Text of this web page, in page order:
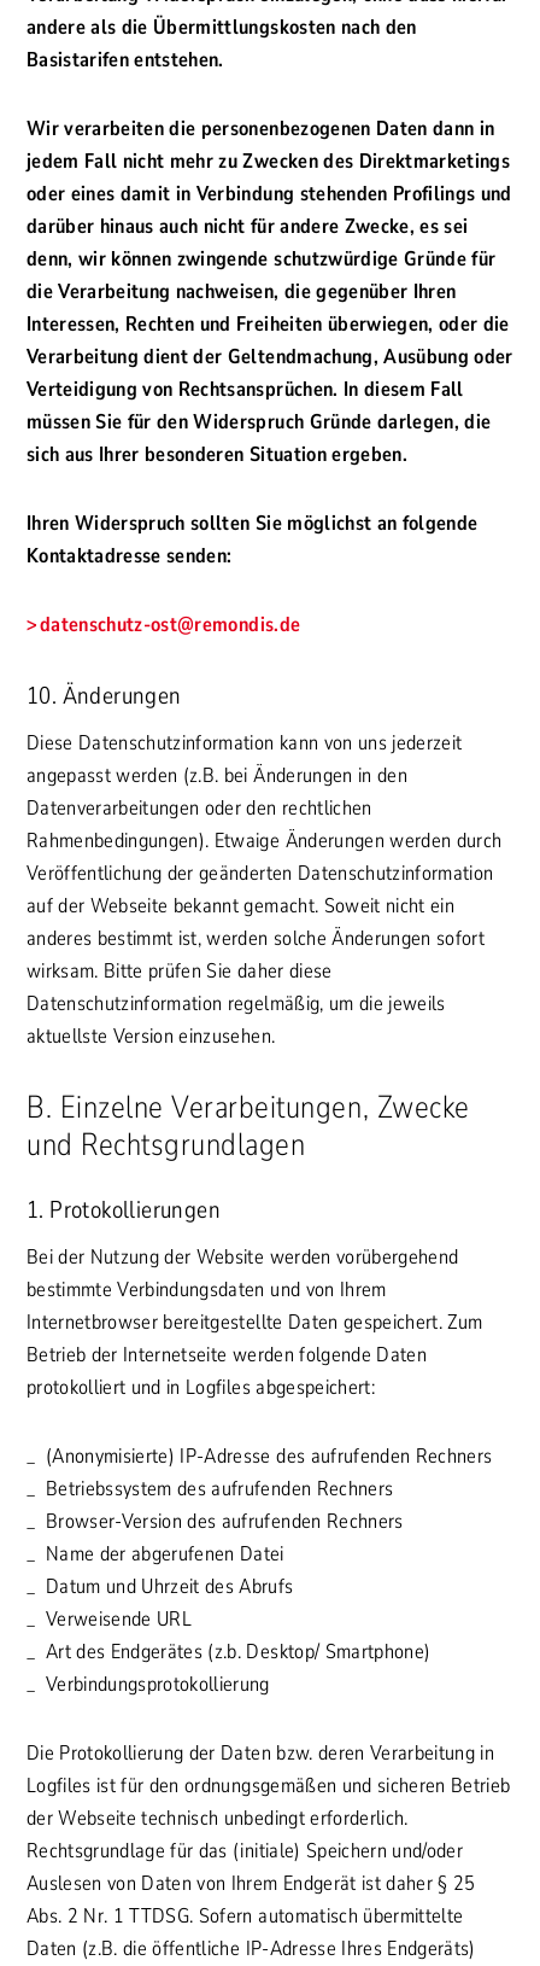
andere als die Übermittlungskosten nach den
Basistarifen entstehen.
Wir verarbeiten die personenbezogenen Daten dann in
jedem Fall nicht mehr zu Zwecken des Direktmarketings
oder eines damit in Verbindung stehenden Profilings und
darüber hinaus auch nicht für andere Zwecke, es sei
denn, wir können zwingende schutzwürdige Gründe für
die Verarbeitung nachweisen, die gegenüber Ihren
Interessen, Rechten und Freiheiten überwiegen, oder die
Verarbeitung dient der Geltendmachung, Ausübung oder
Verteidigung von Rechtsansprüchen. In diesem Fall
müssen Sie für den Widerspruch Gründe darlegen, die
sich aus Ihrer besonderen Situation ergeben.
Ihren Widerspruch sollten Sie möglichst an folgende
Kontaktadresse senden:
datenschutz-ost@remondis.de
10. Änderungen
Diese Datenschutzinformation kann von uns jederzeit
angepasst werden (z.B. bei Änderungen in den
Datenverarbeitungen oder den rechtlichen
Rahmenbedingungen). Etwaige Änderungen werden durch
Veröffentlichung der geänderten Datenschutzinformation
auf der Webseite bekannt gemacht. Soweit nicht ein
anderes bestimmt ist, werden solche Änderungen sofort
wirksam. Bitte prüfen Sie daher diese
Datenschutzinformation regelmäßig, um die jeweils
aktuellste Version einzusehen.
B. Einzelne Verarbeitungen, Zwecke
und Rechtsgrundlagen
1. Protokollierungen
Bei der Nutzung der Website werden vorübergehend
bestimmte Verbindungsdaten und von Ihrem
Internetbrowser bereitgestellte Daten gespeichert. Zum
Betrieb der Internetseite werden folgende Daten
protokolliert und in Logfiles abgespeichert:
(Anonymisierte) IP-Adresse des aufrufenden Rechners
Betriebssystem des aufrufenden Rechners
Browser-Version des aufrufenden Rechners
Name der abgerufenen Datei
Datum und Uhrzeit des Abrufs
Verweisende URL
Art des Endgerätes (z.b. Desktop/ Smartphone)
Verbindungsprotokollierung
Die Protokollierung der Daten bzw. deren Verarbeitung in
Logfiles ist für den ordnungsgemäßen und sicheren Betrieb
der Webseite technisch unbedingt erforderlich.
Rechtsgrundlage für das (initiale) Speichern und/oder
Auslesen von Daten von Ihrem Endgerät ist daher § 25
Abs. 2 Nr. 1 TTDSG. Sofern automatisch übermittelte
Daten (z.B. die öffentliche IP-Adresse Ihres Endgeräts)